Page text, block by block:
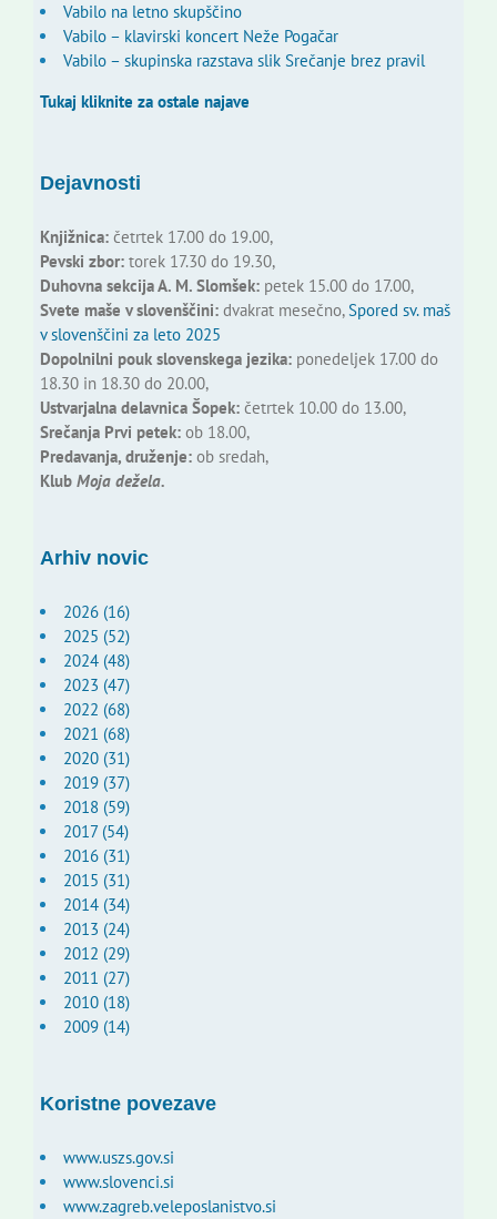
Vabilo na letno skupščino
Vabilo – klavirski koncert Neže Pogačar
Vabilo – skupinska razstava slik Srečanje brez pravil
Tukaj kliknite za ostale najave
Dejavnosti
Knjižnica:četrtek 17.00 do 19.00,
Pevski zbor:torek 17.30 do 19.30,
Duhovna sekcija A. M. Slomšek:petek 15.00 do 17.00,
Svete maše v slovenščini:dvakrat mesečno,Spored sv. maš
v slovenščini za leto 2025
Dopolnilni pouk slovenskega jezika:ponedeljek 17.00 do
18.30 in 18.30 do 20.00,
Ustvarjalna delavnica Šopek:četrtek 10.00 do 13.00,
Srečanja Prvi petek:ob 18.00,
Predavanja, druženje:ob sredah,
Klub Moja dežela.
Arhiv novic
2026 (16)
2025 (52)
2024 (48)
2023 (47)
2022 (68)
2021 (68)
2020 (31)
2019 (37)
2018 (59)
2017 (54)
2016 (31)
2015 (31)
2014 (34)
2013 (24)
2012 (29)
2011 (27)
2010 (18)
2009 (14)
Koristne povezave
www.uszs.gov.si
www.slovenci.si
www.zagreb.veleposlanistvo.si